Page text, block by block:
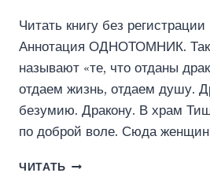
Читать книгу без
Аннотация ОДНОТОМНИК.
называют «те, что отданы
отдаем жизнь, отдаем душу.
безумию. Дракону. В храм
по доброй воле. Сюда
ЧИТАТЬ ПРОКЛЯТЫЙ